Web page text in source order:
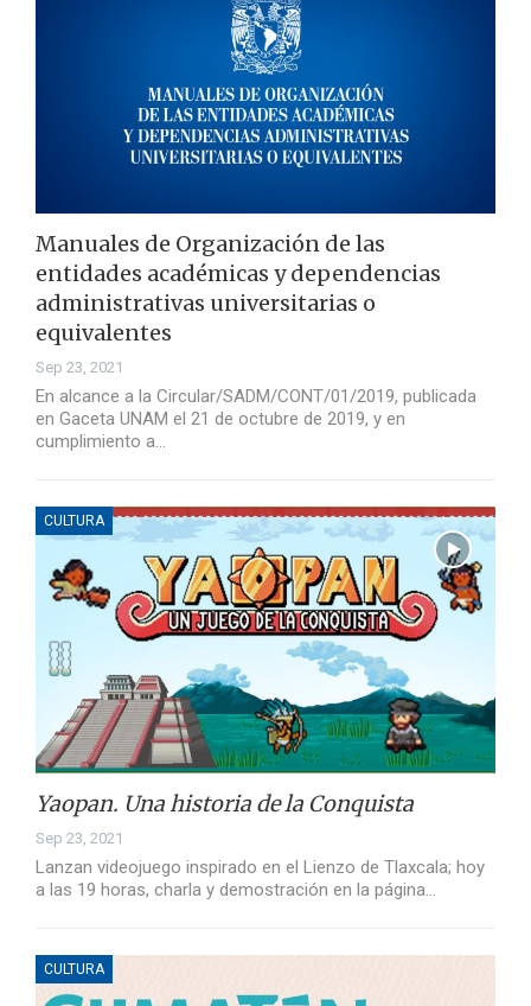
Manuales de Organización de las
entidades académicas y dependencias
administrativas universitarias o
equivalentes
Sep 23, 2021
En alcance a la Circular/SADM/CONT/01/2019, publicada
en Gaceta UNAM el 21 de octubre de 2019, y en
cumplimiento a…
CULTURA
Yaopan. Una historia de la Conquista
Sep 23, 2021
Lanzan videojuego inspirado en el Lienzo de Tlaxcala; hoy
a las 19 horas, charla y demostración en la página…
CULTURA